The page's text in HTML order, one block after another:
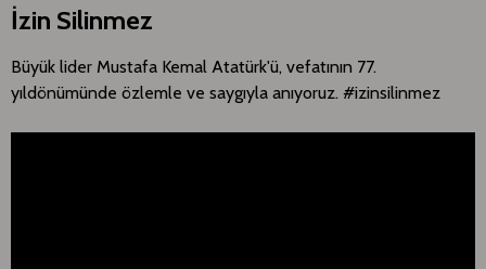
İzin Silinmez
Büyük lider Mustafa Kemal Atatürk'ü, vefatının 77.
yıldönümünde özlemle ve saygıyla anıyoruz. #izinsilinmez